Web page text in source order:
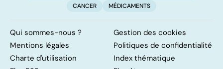
CANCER
MÉDICAMENTS
Qui sommes-nous ?
Gestion des cookies
Mentions légales
Politiques de confidentialité
Charte d'utilisation
Index thématique